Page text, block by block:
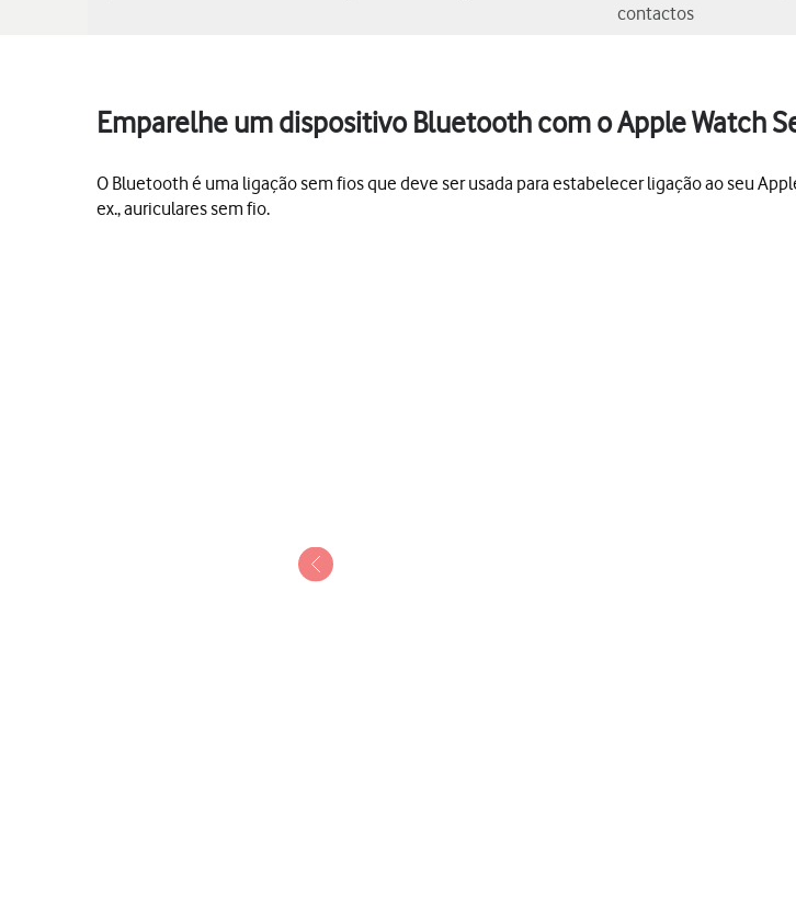
contactos
Emparelhe um dispositivo Bluetooth com o Apple Watch
O Bluetooth é uma ligação sem fios que deve ser usada para estabelecer ligação ao seu
ex., auriculares sem fio.